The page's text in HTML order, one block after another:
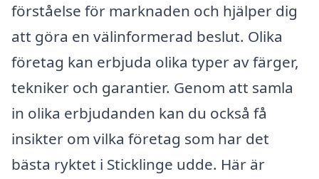
förståelse för marknaden och hjälper dig
att göra en välinformerad beslut. Olika
företag kan erbjuda olika typer av färger,
tekniker och garantier. Genom att samla
in olika erbjudanden kan du också få
insikter om vilka företag som har det
bästa ryktet i Sticklinge udde. Här är